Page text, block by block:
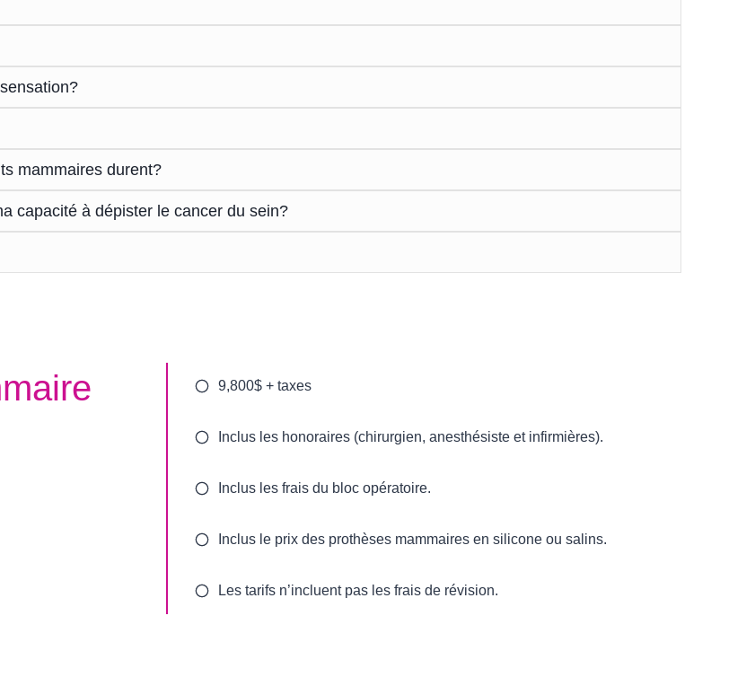
mammaires durent?
capacité à dépister le cancer du sein?
9,800$ + taxes
Inclus les honoraires (chirurgien, anesthésiste et infirmières).
Inclus les frais du bloc opératoire.
Inclus le prix des prothèses mammaires en silicone ou salins.
Les tarifs n’incluent pas les frais de révision.